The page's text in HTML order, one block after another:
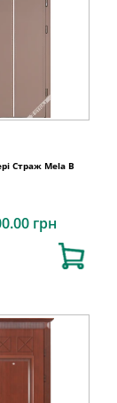
Страж Mela B
грн